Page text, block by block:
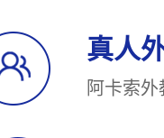
真人
阿卡索